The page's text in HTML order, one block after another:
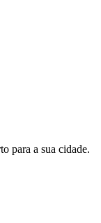
para a sua cidade.